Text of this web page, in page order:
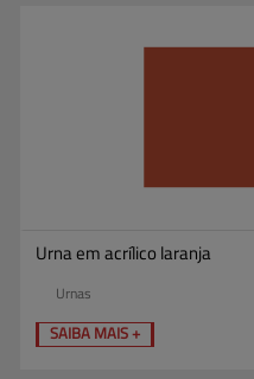
Urna em acrílico laranja
Urnas
SAIBA MAIS +